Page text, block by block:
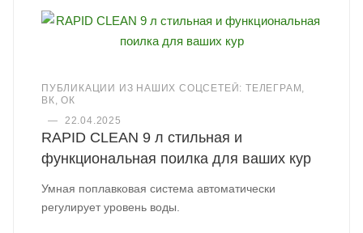
ПУБЛИКАЦИИ ИЗ НАШИХ СОЦСЕТЕЙ: ТЕЛЕГРАМ,
ВК, ОК
—
22.04.2025
RAPID CLEAN 9 л стильная и
функциональная поилка для ваших кур
Умная поплавковая система автоматически
регулирует уровень воды.